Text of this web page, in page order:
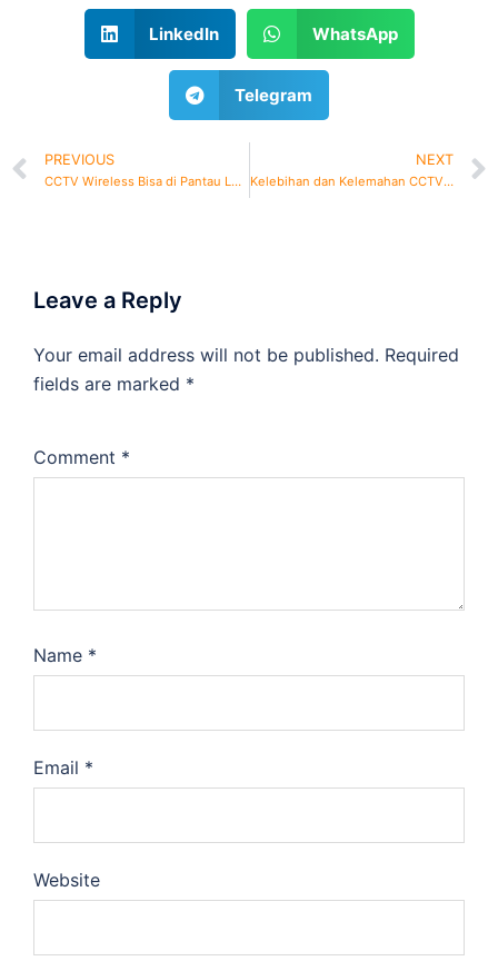
LinkedIn WhatsApp
Telegram
PREVIOUS
CCTV Wireless Bisa di Pantau Lewat HP dari Jarak Jauh
NEXT
Kelebihan dan Kelemahan CCTV MicroSD
Leave a Reply
Your email address will not be published. Required
fields are marked *
Comment *
Name *
Email *
Website